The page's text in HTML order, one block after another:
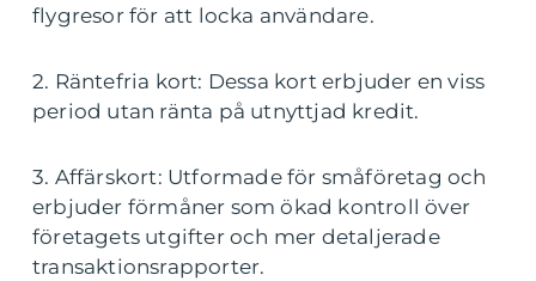
flygresor för att locka användare.
2. Räntefria kort: Dessa kort erbjuder en viss
period utan ränta på utnyttjad kredit.
3. Affärskort: Utformade för småföretag och
erbjuder förmåner som ökad kontroll över
företagets utgifter och mer detaljerade
transaktionsrapporter.